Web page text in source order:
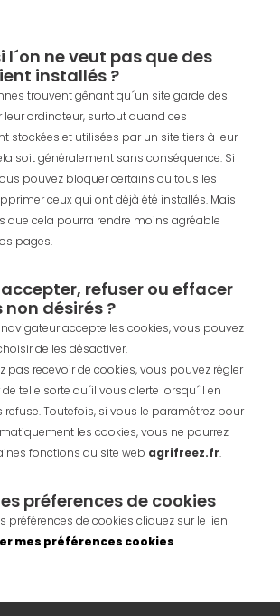
l´on ne veut pas que des
installés ?
trouvent gênant qu´un site garde des
ordinateur, surtout quand ces
stockées et utilisées par un site tiers à leur
soit généralement sans conséquence. Si
pouvez bloquer certains ou tous les
ceux qui ont déjà été installés. Mais
que cela pourra rendre moins agréable
pages.
refuser ou effacer
non désirés ?
navigateur accepte les cookies, vous pouvez
de les désactiver.
pas recevoir de cookies, vous pouvez régler
telle sorte qu´il vous alerte lorsqu´il en
refuse. Toutefois, si vous le paramétrez pour
les cookies, vous ne pourrez
fonctions du site web agrifreez.fr.
préferences de cookies
préférences de cookies cliquez sur le lien
mes préférences cookies